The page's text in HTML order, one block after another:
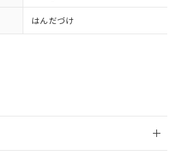
はんだづけ
ウェブサイト上で当社にご
部品リストについて、当社
ダウンロード
日時点で非含有を証明す
遡って非含有を証明する
ん。